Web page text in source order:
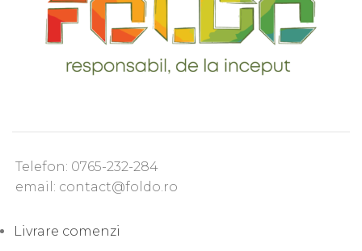
Telefon: 0765-232-284
email: contact@foldo.ro
Livrare comenzi